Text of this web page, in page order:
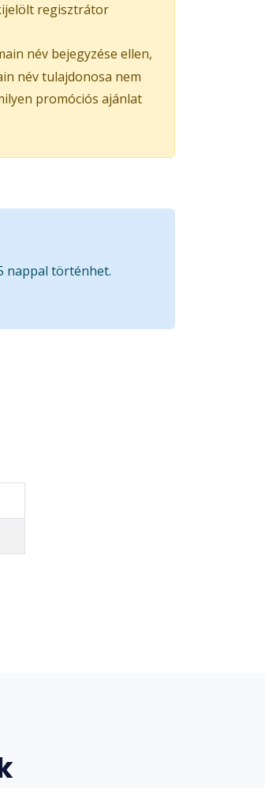
regisztrátor
név bejegyzése ellen,
név tulajdonosa nem
promóciós ajánlat
nappal történhet.